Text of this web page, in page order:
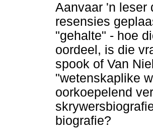
Aanvaar 'n leser
resensies
"gehalte" - hoe
oordeel, is die
spook of Van
"wetenskaplike
oorkoepelend
biografie?